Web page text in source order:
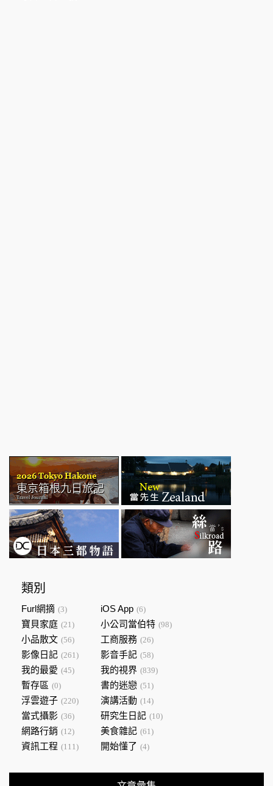
類別
Furl網摘 (3) iOS App (6)
寶貝家庭 (21) 小公司當伯特 (98)
小品散文 (56) 工商服務 (26)
影像日記 (261) 影音手記 (58)
我的最愛 (45) 我的視界 (839)
暫存區 (0) 書的迷戀 (51)
浮雲遊子 (220) 演講活動 (14)
當式攝影 (36) 研究生日記 (10)
網路行銷 (12) 美食雜記 (61)
資訊工程 (111) 開始懂了 (4)